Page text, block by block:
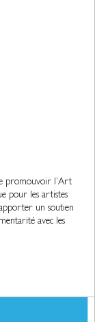
promouvoir l’Art
pour les artistes
un soutien
avec les